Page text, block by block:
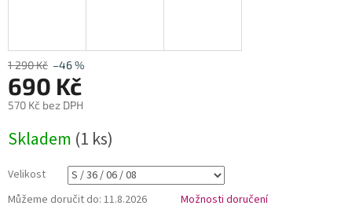
1 290 Kč –46 %
690 Kč
570 Kč bez DPH
cena:
Skladem (1 ks)
Velikost
Můžeme doručit do: 11.8.2026 Možnosti doručení